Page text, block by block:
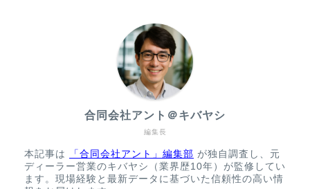
編集長
合同会社アント＠キバヤシ
本記事は 「合同会社アント」編集部 が独自調査し、元
ディーラー営業のキバヤシ（業界歴10年）が監修してい
ます。現場経験と最新データに基づいた信頼性の高い情